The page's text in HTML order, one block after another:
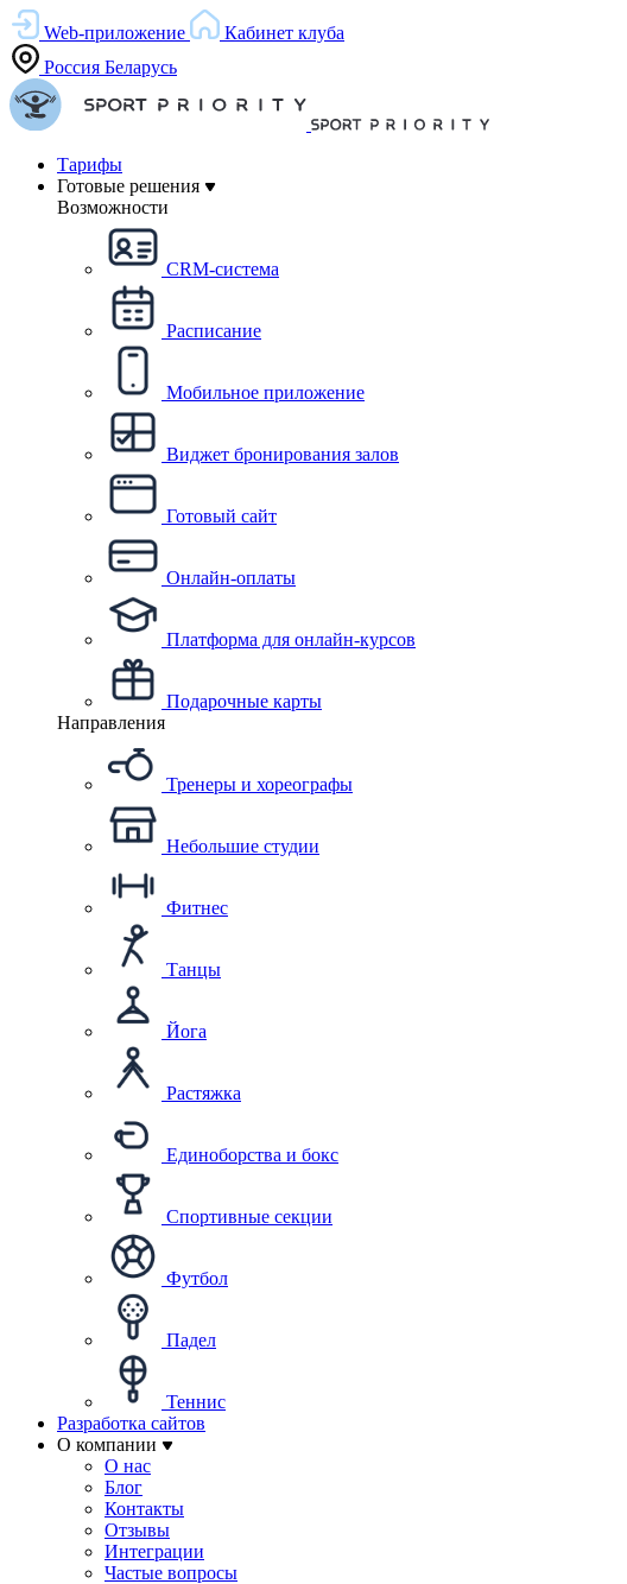
Web-приложение
Кабинет клуба
Россия Беларусь
Тарифы
Готовые решения
Возможности
CRM-система
Расписание
Мобильное приложение
Виджет бронирования залов
Готовый сайт
Онлайн-оплаты
Платформа для онлайн-курсов
Подарочные карты
Направления
Тренеры и хореографы
Небольшие студии
Фитнес
Танцы
Йога
Растяжка
Единоборства и бокс
Спортивные секции
Футбол
Падел
Теннис
Разработка сайтов
О компании
О нас
Блог
Контакты
Отзывы
Интеграции
Частые вопросы